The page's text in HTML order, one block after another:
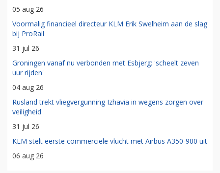
05 aug 26
Voormalig financieel directeur KLM Erik Swelheim aan de slag
bij ProRail
31 jul 26
Groningen vanaf nu verbonden met Esbjerg: 'scheelt zeven
uur rijden'
04 aug 26
Rusland trekt vliegvergunning Izhavia in wegens zorgen over
veiligheid
31 jul 26
KLM stelt eerste commerciële vlucht met Airbus A350-900 uit
06 aug 26